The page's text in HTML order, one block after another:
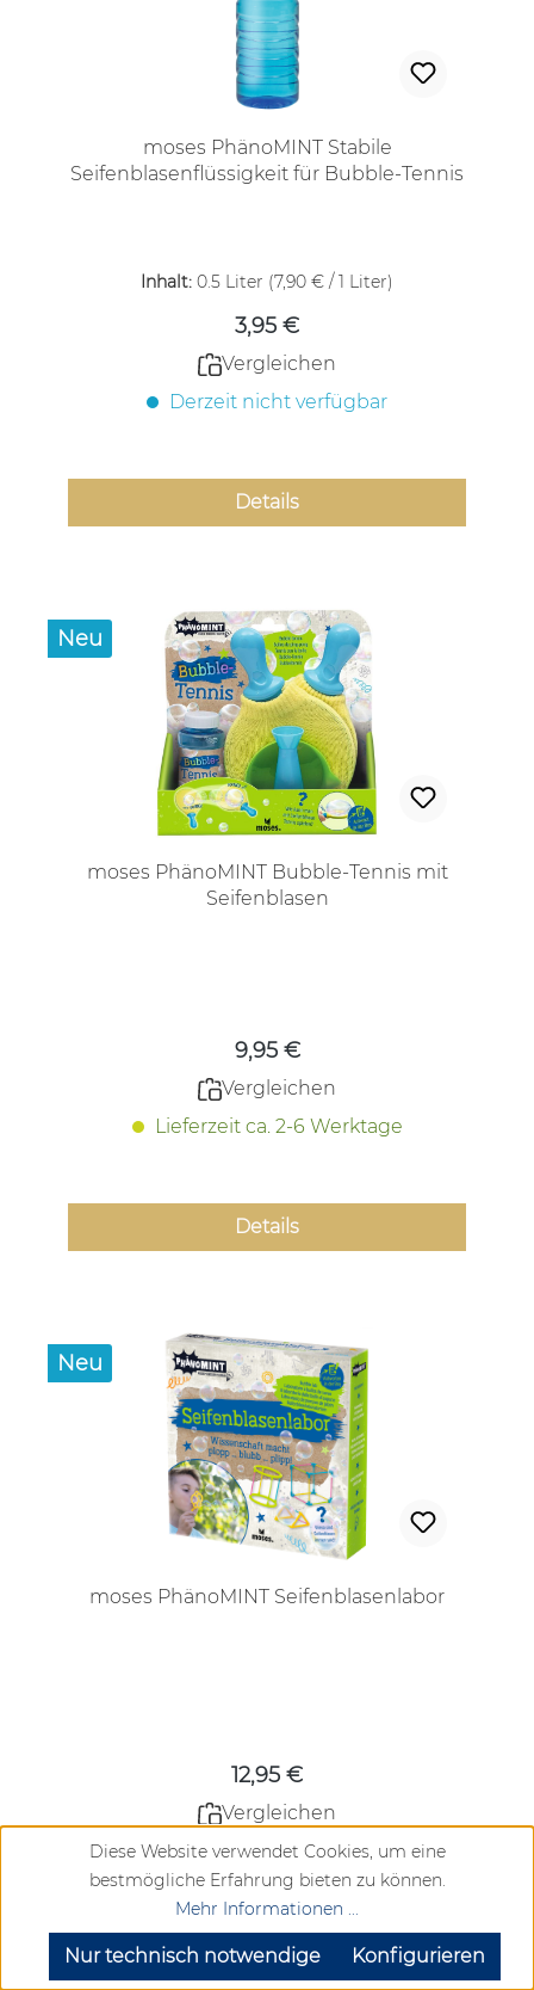
moses PhänoMINT Stabile
Seifenblasenflüssigkeit für Bubble-Tennis
Inhalt: 0.5 Liter (7,90 € / 1 Liter)
3,95 €
Vergleichen
Derzeit nicht verfügbar
Details
Neu
moses PhänoMINT Bubble-Tennis mit
Seifenblasen
9,95 €
Vergleichen
Lieferzeit ca. 2-6 Werktage
Details
Neu
moses PhänoMINT Seifenblasenlabor
12,95 €
Vergleichen
Lieferzeit ca. 2-6 Werktage
Details
Diese Website verwendet Cookies, um eine
bestmögliche Erfahrung bieten zu können.
Mehr Informationen ...
Nur technisch notwendige Konfigurieren
SEHR GUT (4.72 / 5)
aus904Bewertungen bei: google.com, trustedshops.de, shopvote.de ⓘ
Informationen zur Echtheit der Bewertungen